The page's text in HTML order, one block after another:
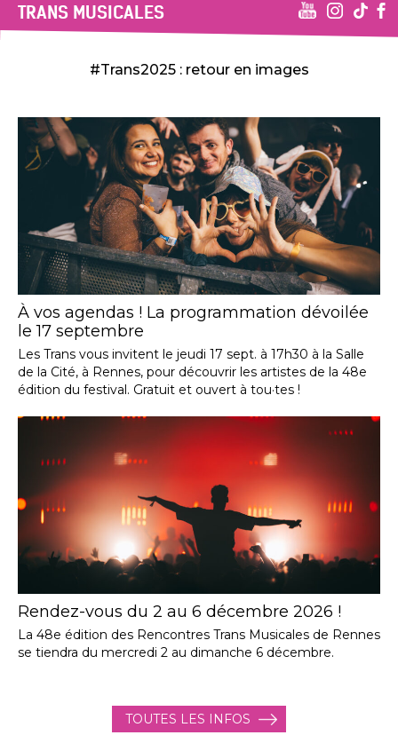
TRANS MUSICALES
#Trans2025 : retour en images
À vos agendas ! La programmation dévoilée
le 17 septembre
Les Trans vous invitent le jeudi 17 sept. à 17h30 à la Salle
de la Cité, à Rennes, pour découvrir les artistes de la 48e
édition du festival. Gratuit et ouvert à tou·tes !
Rendez-vous du 2 au 6 décembre 2026 !
La 48e édition des Rencontres Trans Musicales de Rennes
se tiendra du mercredi 2 au dimanche 6 décembre.
TOUTES LES INFOS